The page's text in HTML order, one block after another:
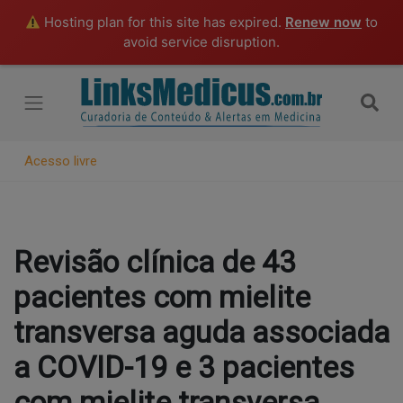
Hosting plan for this site has expired. Renew now to
avoid service disruption.
Acesso livre
Revisão clínica de 43
pacientes com mielite
transversa aguda associada
a COVID-19 e 3 pacientes